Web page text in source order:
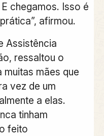
chegamos. Isso é
afirmou.
Assistência
ressaltou o
mães que
vez de um
a elas.
tinham
feito